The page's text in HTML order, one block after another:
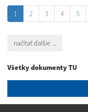
1 2 3 4 5
načítať ďalšie ...
Všetky dokumenty TU